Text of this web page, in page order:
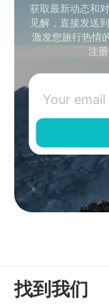
获取最新动态和
见解，直接发送
激发您旅行热情
注
找到我们